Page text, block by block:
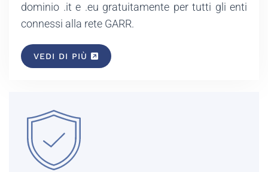
dominio .it e .eu gratuitamente per tutti gli enti
connessi alla rete GARR.
VEDI DI PIÙ